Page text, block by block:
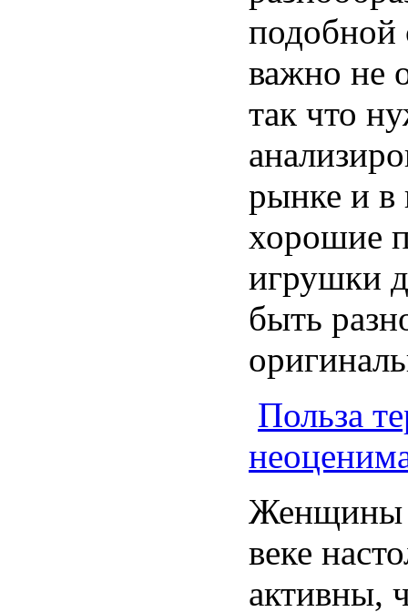
подобной
важно не
так что
рынке и в
хорошие
игрушки
быть
Польза
Женщины
веке
активны,